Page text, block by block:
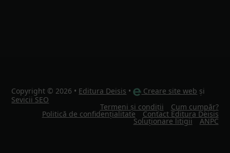
Copyright © 2026 • Editura Deisis • Creare site web și
Sevicii SEO
Termeni și condiții Cum cumpăr?
Politică de confidențialitate Contact Editura Deisis
Soluționare litigii ANPC